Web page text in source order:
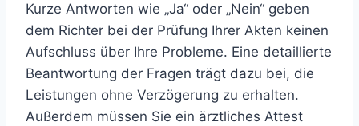
Kurze Antworten wie „Ja“ oder „Nein“ geben
dem Richter bei der Prüfung Ihrer Akten keinen
Aufschluss über Ihre Probleme. Eine detaillierte
Beantwortung der Fragen trägt dazu bei, die
Leistungen ohne Verzögerung zu erhalten.
Außerdem müssen Sie ein ärztliches Attest